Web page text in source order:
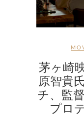
茅ヶ崎
原智貴
チ、監
プロ